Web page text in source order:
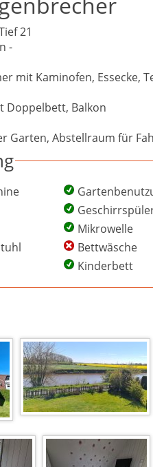
21
-
mit Kaminofen, Essecke,
Doppelbett, Balkon
Garten, Abstellraum für
Mikrowelle
Bettwäsche
Kinderbett